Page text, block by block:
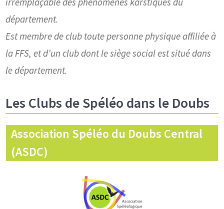
département.
Est membre de club toute personne physique affiliée à
la FFS, et d’un club dont le siège social est situé dans
le département.
Les Clubs de Spéléo dans le Doubs
Association Spéléo du Doubs Central
(ASDC)